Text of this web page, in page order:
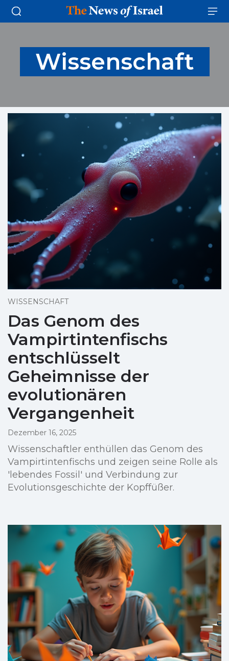
Wissenschaft
WISSENSCHAFT
Das Genom des
Vampirtintenfischs
entschlüsselt
Geheimnisse der
evolutionären
Vergangenheit
Dezember 16, 2025
Wissenschaftler enthüllen das Genom des
Vampirtintenfischs und zeigen seine Rolle als
'lebendes Fossil' und Verbindung zur
Evolutionsgeschichte der Kopffüßer.